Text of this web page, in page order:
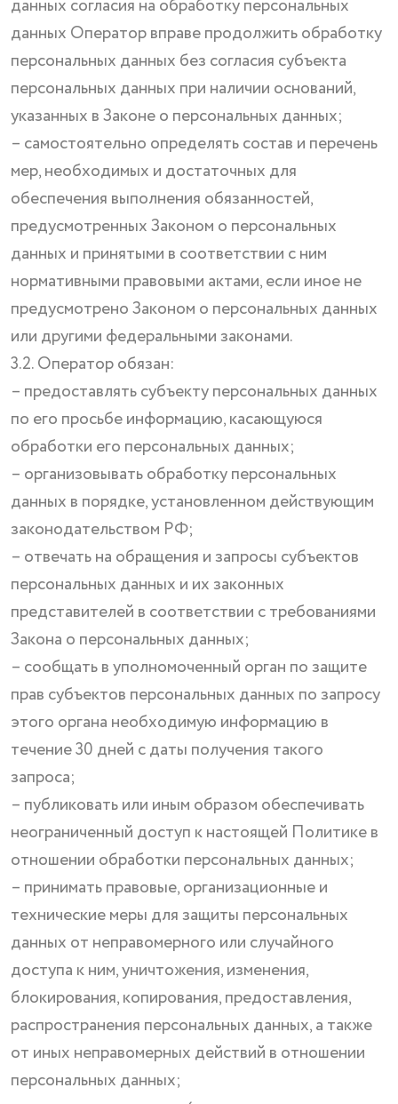
данных согласия на обработку персональных
данных Оператор вправе продолжить обработку
персональных данных без согласия субъекта
персональных данных при наличии оснований,
указанных в Законе о персональных данных;
– самостоятельно определять состав и перечень
мер, необходимых и достаточных для
обеспечения выполнения обязанностей,
предусмотренных Законом о персональных
данных и принятыми в соответствии с ним
нормативными правовыми актами, если иное не
предусмотрено Законом о персональных данных
или другими федеральными законами.
3.2. Оператор обязан:
– предоставлять субъекту персональных данных
по его просьбе информацию, касающуюся
обработки его персональных данных;
– организовывать обработку персональных
данных в порядке, установленном действующим
законодательством РФ;
– отвечать на обращения и запросы субъектов
персональных данных и их законных
представителей в соответствии с требованиями
Закона о персональных данных;
– сообщать в уполномоченный орган по защите
прав субъектов персональных данных по запросу
этого органа необходимую информацию в
течение 30 дней с даты получения такого
запроса;
– публиковать или иным образом обеспечивать
неограниченный доступ к настоящей Политике в
отношении обработки персональных данных;
– принимать правовые, организационные и
технические меры для защиты персональных
данных от неправомерного или случайного
доступа к ним, уничтожения, изменения,
блокирования, копирования, предоставления,
распространения персональных данных, а также
от иных неправомерных действий в отношении
персональных данных;